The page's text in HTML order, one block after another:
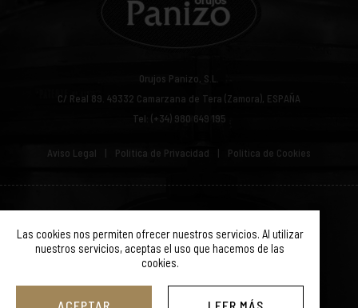
Las cookies nos permiten ofrecer nuestros servicios. Al utilizar
nuestros servicios, aceptas el uso que hacemos de las
cookies.
Orujos Panizo, S.L.
C/ Real 89. 49332 Camarzana de Tera (Zamora), ESPAÑA
Tel: (+34) 980 649 195
Aviso Legal Política de Privacidad Política de Cookies